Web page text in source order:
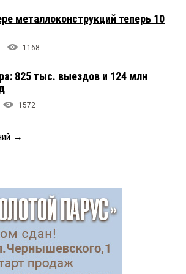
металлоконструкций теперь 10
1168
825 тыс. выездов и 124 млн
1572
→